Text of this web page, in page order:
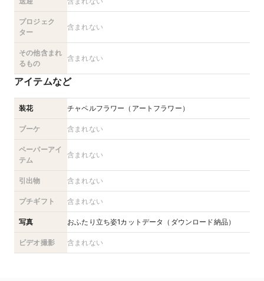
プロジェク
ター
含まれない
その他含まれ
るもの
含まれない
アイテムなど
装花 チャペルフラワー（アートフラワー）
ブーケ 含まれない
ペーパーアイ
テム
含まれない
引出物 含まれない
プチギフト 含まれない
写真 おふたり立ち姿1カットデータ（ダウンロード納品）
ビデオ撮影 含まれない